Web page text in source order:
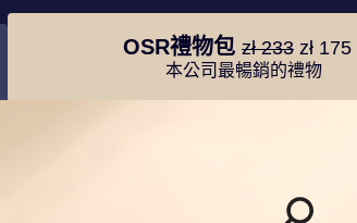
OSR禮物包 zł 233 zł 175
本公司最暢銷的禮物